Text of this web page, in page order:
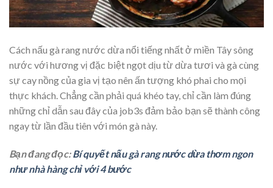
Cách nấu gà rang nước dừa nổi tiếng nhất ở miền Tây sông
nước với hương vị đặc biệt ngọt dịu từ dừa tươi và gà cùng
sự cay nồng của gia vị tạo nên ấn tượng khó phai cho mọi
thực khách. Chẳng cần phải quá khéo tay, chỉ cần làm đúng
những chỉ dẫn sau đây của job3s đảm bảo bạn sẽ thành công
ngay từ lần đầu tiên với món gà này.
Bạn đang đọc:Bí quyết nấu gà rang nước dừa thơm ngon
như nhà hàng chỉ với 4 bước